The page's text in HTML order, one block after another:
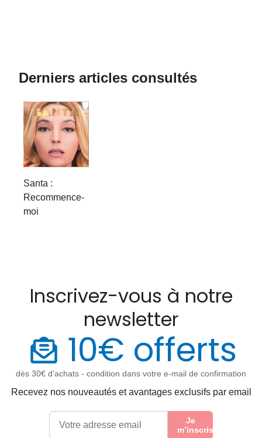
Derniers articles consultés
Santa :
Recommence-
moi
Inscrivez-vous à notre
newsletter
10€ offerts
dès 30€ d’achats - condition dans votre e-mail de confirmation
Recevez nos nouveautés et avantages exclusifs par email
Je
m’inscris